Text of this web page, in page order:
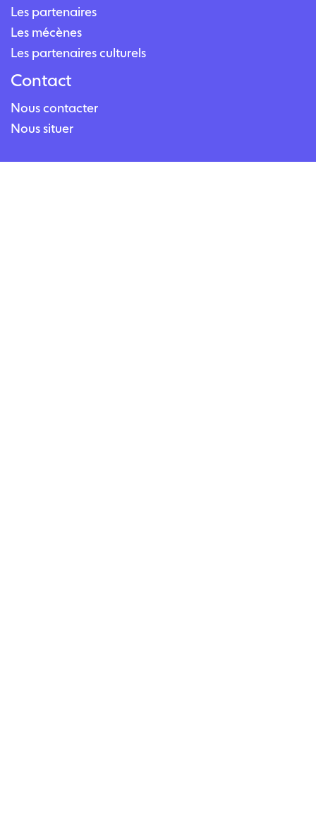
Les partenaires
Les mécènes
Les partenaires culturels
Contact
Nous contacter
Nous situer